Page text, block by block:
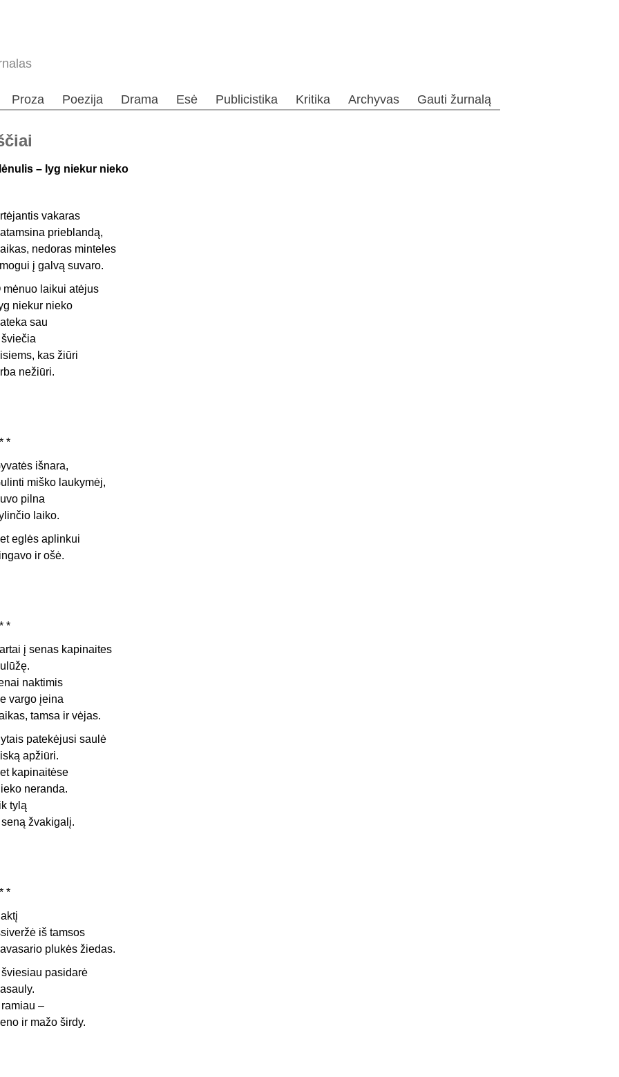
Proza Poezija Drama Esė Publicistika Kritika Archyvas Gauti žurnalą
– lyg niekur nieko
vakaras
prieblandą,
nedoras minteles
į galvą suvaro.
mėnuo laikui atėjus
niekur nieko
sau
šviečia
kas žiūri
nežiūri.
*
išnara,
miško laukymėj,
pilna
laiko.
eglės aplinkui
ir ošė.
*
į senas kapinaites
naktimis
vargo įeina
tamsa ir vėjas.
patekėjusi saulė
apžiūri.
kapinaitėse
neranda.
tylą
seną žvakigalį.
*
iš tamsos
plukės žiedas.
šviesiau pasidarė
ramiau –
ir mažo širdy.